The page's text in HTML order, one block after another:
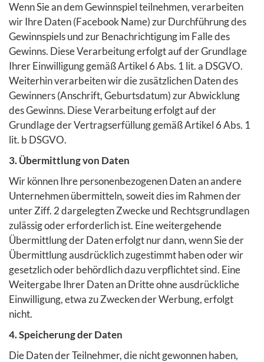
Wenn Sie an dem Gewinnspiel teilnehmen, verarbeiten
wir Ihre Daten (Facebook Name) zur Durchführung des
Gewinnspiels und zur Benachrichtigung im Falle des
Gewinns. Diese Verarbeitung erfolgt auf der Grundlage
Ihrer Einwilligung gemäß Artikel 6 Abs. 1 lit. a DSGVO.
Weiterhin verarbeiten wir die zusätzlichen Daten des
Gewinners (Anschrift, Geburtsdatum) zur Abwicklung
des Gewinns. Diese Verarbeitung erfolgt auf der
Grundlage der Vertragserfüllung gemäß Artikel 6 Abs. 1
lit. b DSGVO.
3. Übermittlung von Daten
Wir können Ihre personenbezogenen Daten an andere
Unternehmen übermitteln, soweit dies im Rahmen der
unter Ziff. 2 dargelegten Zwecke und Rechtsgrundlagen
zulässig oder erforderlich ist. Eine weitergehende
Übermittlung der Daten erfolgt nur dann, wenn Sie der
Übermittlung ausdrücklich zugestimmt haben oder wir
gesetzlich oder behördlich dazu verpflichtet sind. Eine
Weitergabe Ihrer Daten an Dritte ohne ausdrückliche
Einwilligung, etwa zu Zwecken der Werbung, erfolgt
nicht.
4. Speicherung der Daten
Die Daten der Teilnehmer, die nicht gewonnen haben,